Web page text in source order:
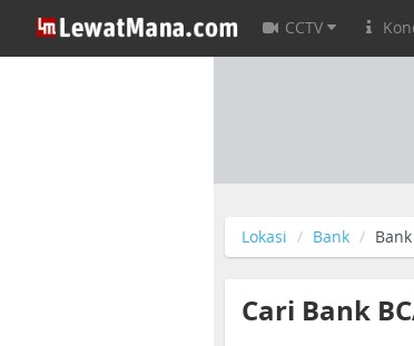
CCTV
Lokasi Bank
Cari Bank